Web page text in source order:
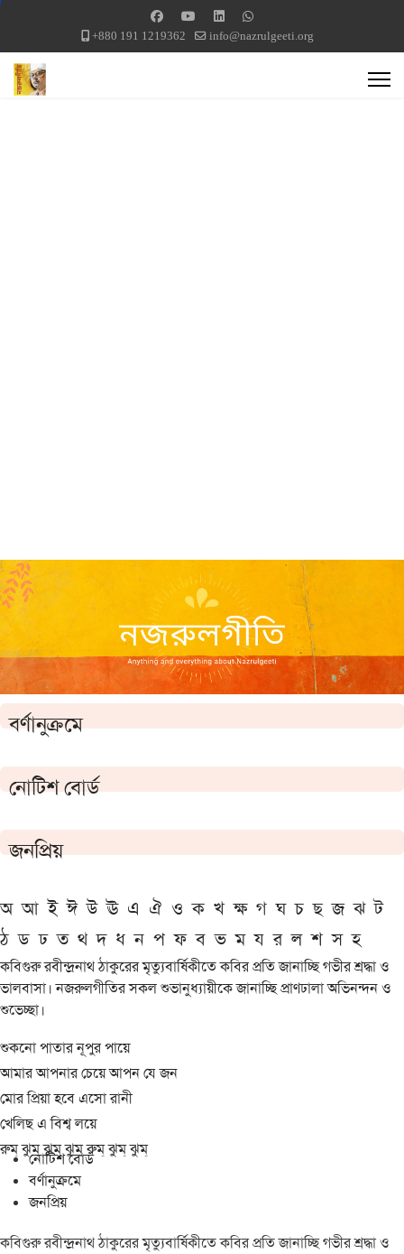
+880 191 1219362 info@nazrulgeeti.org
বর্ণানুক্রমে
নোটিশ বোর্ড
জনপ্রিয়
অ আ ই ঈ উ ঊ এ ঐ ও ক খ ক্ষ গ ঘ চ ছ জ ঝ ট
ঠ ড ঢ ত থ দ ধ ন প ফ ব ভ ম য র ল শ স হ
কবিগুরু রবীন্দ্রনাথ ঠাকুরের মৃত্যুবার্ষিকীতে কবির প্রতি জানাচ্ছি গভীর শ্রদ্ধা ও
ভালবাসা। নজরুলগীতির সকল শুভানুধ্যায়ীকে জানাচ্ছি প্রাণঢালা অভিনন্দন ও
শুভেচ্ছা।
শুকনো পাতার নূপুর পায়ে
আমার আপনার চেয়ে আপন যে জন
মোর প্রিয়া হবে এসো রানী
খেলিছ এ বিশ্ব লয়ে
রুম্ ঝুম্ ঝুম্ ঝুম্ রুম্ ঝুম্ ঝুম্
নোটিশ বোর্ড
বর্ণানুক্রমে
জনপ্রিয়
কবিগুরু রবীন্দ্রনাথ ঠাকুরের মৃত্যুবার্ষিকীতে কবির প্রতি জানাচ্ছি গভীর শ্রদ্ধা ও